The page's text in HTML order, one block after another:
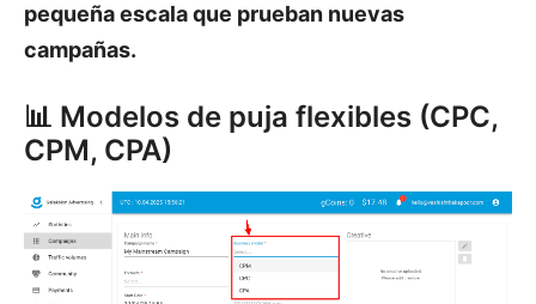
pequeña escala que prueban nuevas
campañas.
📊 Modelos de puja flexibles (CPC,
CPM, CPA)